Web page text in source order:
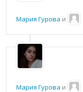
Мария Гурова и
Мария Гурова и